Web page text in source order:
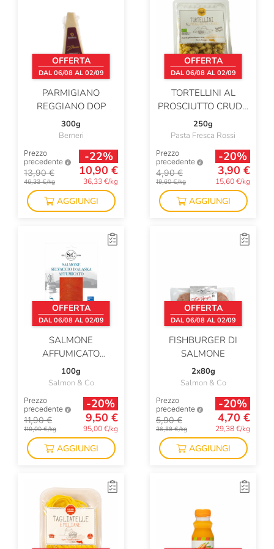
OFFERTA
DAL 06/08 AL 02/09
PARMIGIANO
REGGIANO DOP
300g
Berneri
Prezzo
precedente
13,90 €
46,33 €/kg
-22%
10,90 €
36,33 €/kg
AGGIUNGI
OFFERTA
DAL 06/08 AL 02/09
TORTELLINI AL
PROSCIUTTO CRUDO
BIO
250g
Pasta Fresca Rossi
Prezzo
precedente
4,90 €
19,60 €/kg
-20%
3,90 €
15,60 €/kg
AGGIUNGI
OFFERTA
DAL 06/08 AL 02/09
SALMONE
AFFUMICATO
SOCKEYE
100g
Salmon & Co
Prezzo
precedente
11,90 €
119,00 €/kg
-20%
9,50 €
95,00 €/kg
AGGIUNGI
OFFERTA
DAL 06/08 AL 02/09
FISHBURGER DI
SALMONE
2x80g
Salmon & Co
Prezzo
precedente
5,90 €
36,88 €/kg
-20%
4,70 €
29,38 €/kg
AGGIUNGI